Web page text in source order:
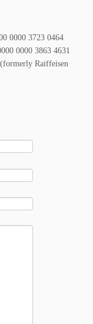
0000 3723 0464
0000 3863 4631
Raiffeisen